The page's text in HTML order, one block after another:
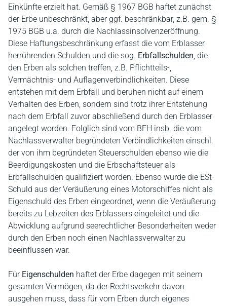
Einkünfte erzielt hat. Gemäß § 1967 BGB haftet zunächst
der Erbe unbeschränkt, aber ggf. beschränkbar, z.B. gem. §
1975 BGB u.a. durch die Nachlassinsolvenzeröffnung.
Diese Haftungsbeschränkung erfasst die vom Erblasser
herrührenden Schulden und die sog. Erbfallschulden, die
den Erben als solchen treffen, z.B. Pflichtteils-,
Vermächtnis- und Auflagenverbindlichkeiten. Diese
entstehen mit dem Erbfall und beruhen nicht auf einem
Verhalten des Erben, sondern sind trotz ihrer Entstehung
nach dem Erbfall zuvor abschließend durch den Erblasser
angelegt worden. Folglich sind vom BFH insb. die vom
Nachlassverwalter begründeten Verbindlichkeiten einschl.
der von ihm begründeten Steuerschulden ebenso wie die
Beerdigungskosten und die Erbschaftsteuer als
Erbfallschulden qualifiziert worden. Ebenso wurde die ESt-
Schuld aus der Veräußerung eines Motorschiffes nicht als
Eigenschuld des Erben eingeordnet, wenn die Veräußerung
bereits zu Lebzeiten des Erblassers eingeleitet und die
Abwicklung aufgrund seerechtlicher Besonderheiten weder
durch den Erben noch einen Nachlassverwalter zu
beeinflussen war.
Für Eigenschulden haftet der Erbe dagegen mit seinem
gesamten Vermögen, da der Rechtsverkehr davon
ausgehen muss, dass für vom Erben durch eigenes